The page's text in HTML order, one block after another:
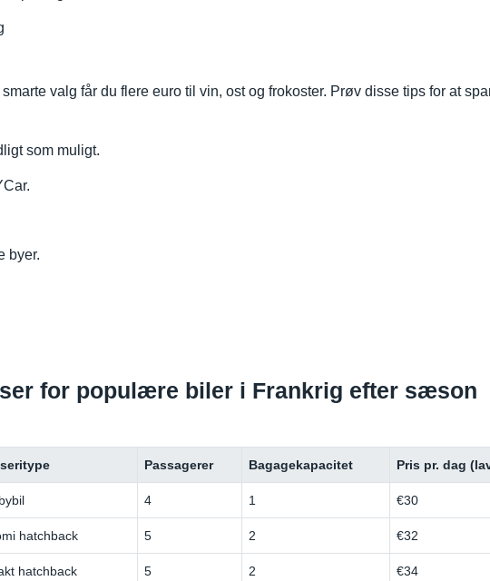
valg får du flere euro til vin, ost og frokoster. Prøv disse tips for at
som muligt.
byer.
for populære biler i Frankrig efter sæson
Passagerer Bagagekapacitet Pris pr. dag
4 1 €30
hatchback 5 2 €32
hatchback 5 2 €34